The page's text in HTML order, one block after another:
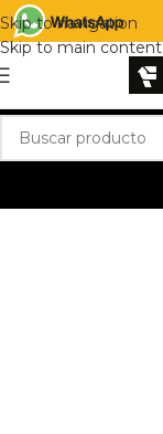
Skip to navigation
Skip to main content